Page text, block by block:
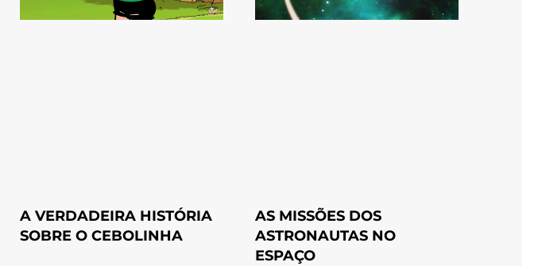
A VERDADEIRA HISTÓRIA
SOBRE O CEBOLINHA
AS MISSÕES DOS
ASTRONAUTAS NO
ESPAÇO